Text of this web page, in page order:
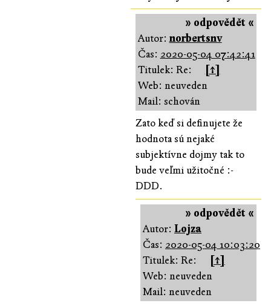
» odpovědět «
Autor:norbertsnv
Čas: 2020-05-04 07:42:41
Titulek: Re:
[↑]
Web: neuveden
Mail: schován
Zato keď si definujete že
hodnota sú nejaké
subjektívne dojmy tak to
bude veľmi užitočné :-
DDD.
» odpovědět «
Autor: Lojza
Čas: 2020-05-04 10:03:20
Titulek: Re:
[↑]
Web: neuveden
Mail: neuveden